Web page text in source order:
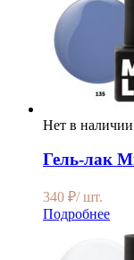
Нет в наличии
Гель-лак
340 ₽/ шт.
Подробнее